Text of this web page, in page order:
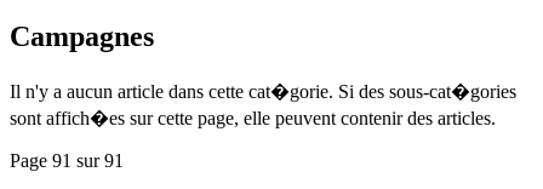
Campagnes
Il n'y a aucun article dans cette cat�gorie. Si des sous-cat�gories
sont affich�es sur cette page, elle peuvent contenir des articles.
Page 91 sur 91